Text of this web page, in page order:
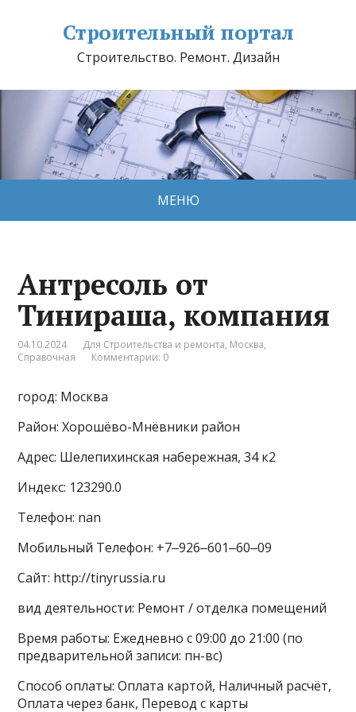
Строительный портал
Строительство. Ремонт. Дизайн
МЕНЮ
Антресоль от
Тинираша, компания
04.10.2024 Для Строительства и ремонта, Москва,
Справочная
Комментарии: 0
город: Москва
Район: Хорошёво-Мнёвники район
Адрес: Шелепихинская набережная, 34 к2
Индекс: 123290.0
Телефон: nan
Мобильный Телефон: +7‒926‒601‒60‒09
Сайт: http://tinyrussia.ru
вид деятельности: Ремонт / отделка помещений
Время работы: Ежедневно с 09:00 до 21:00 (по
предварительной записи: пн-вс)
Способ оплаты: Оплата картой, Наличный расчёт,
Оплата через банк, Перевод с карты